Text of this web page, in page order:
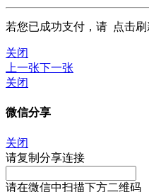
若您已成功支付，请 点击
关闭
上一张下一张
关闭
微信分享
关闭
请复制分享连接
请在微信中扫描下方二维码